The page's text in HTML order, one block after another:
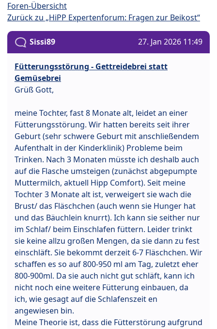
Foren-Übersicht
Zurück zu „HiPP Expertenforum: Fragen zur Beikost“
Sissi89 27. Jan 2026 11:49
Fütterungsstörung - Gettreidebrei statt
Gemüsebrei
Grüß Gott,
meine Tochter, fast 8 Monate alt, leidet an einer
Fütterungsstörung. Wir hatten bereits seit ihrer
Geburt (sehr schwere Geburt mit anschließendem
Aufenthalt in der Kinderklinik) Probleme beim
Trinken. Nach 3 Monaten müsste ich deshalb auch
auf die Flasche umsteigen (zunächst abgepumpte
Muttermilch, aktuell Hipp Comfort). Seit meine
Tochter 3 Monate alt ist, verweigert sie wach die
Brust/ das Fläschchen (auch wenn sie Hunger hat
und das Bäuchlein knurrt). Ich kann sie seither nur
im Schlaf/ beim Einschlafen füttern. Leider trinkt
sie keine allzu großen Mengen, da sie dann zu fest
einschläft. Sie bekommt derzeit 6-7 Fläschchen. Wir
schaffen es so auf 800-950 ml am Tag, zuletzt eher
800-900ml. Da sie auch nicht gut schläft, kann ich
nicht noch eine weitere Fütterung einbauen, da
ich, wie gesagt auf die Schlafenszeit en
angewiesen bin.
Meine Theorie ist, dass die Fütterstörung aufgrund